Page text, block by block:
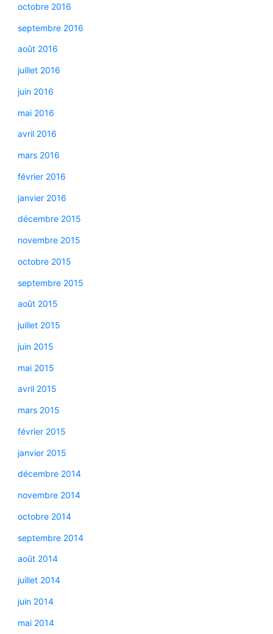
octobre 2016
septembre 2016
août 2016
juillet 2016
juin 2016
mai 2016
avril 2016
mars 2016
février 2016
janvier 2016
décembre 2015
novembre 2015
octobre 2015
septembre 2015
août 2015
juillet 2015
juin 2015
mai 2015
avril 2015
mars 2015
février 2015
janvier 2015
décembre 2014
novembre 2014
octobre 2014
septembre 2014
août 2014
juillet 2014
juin 2014
mai 2014